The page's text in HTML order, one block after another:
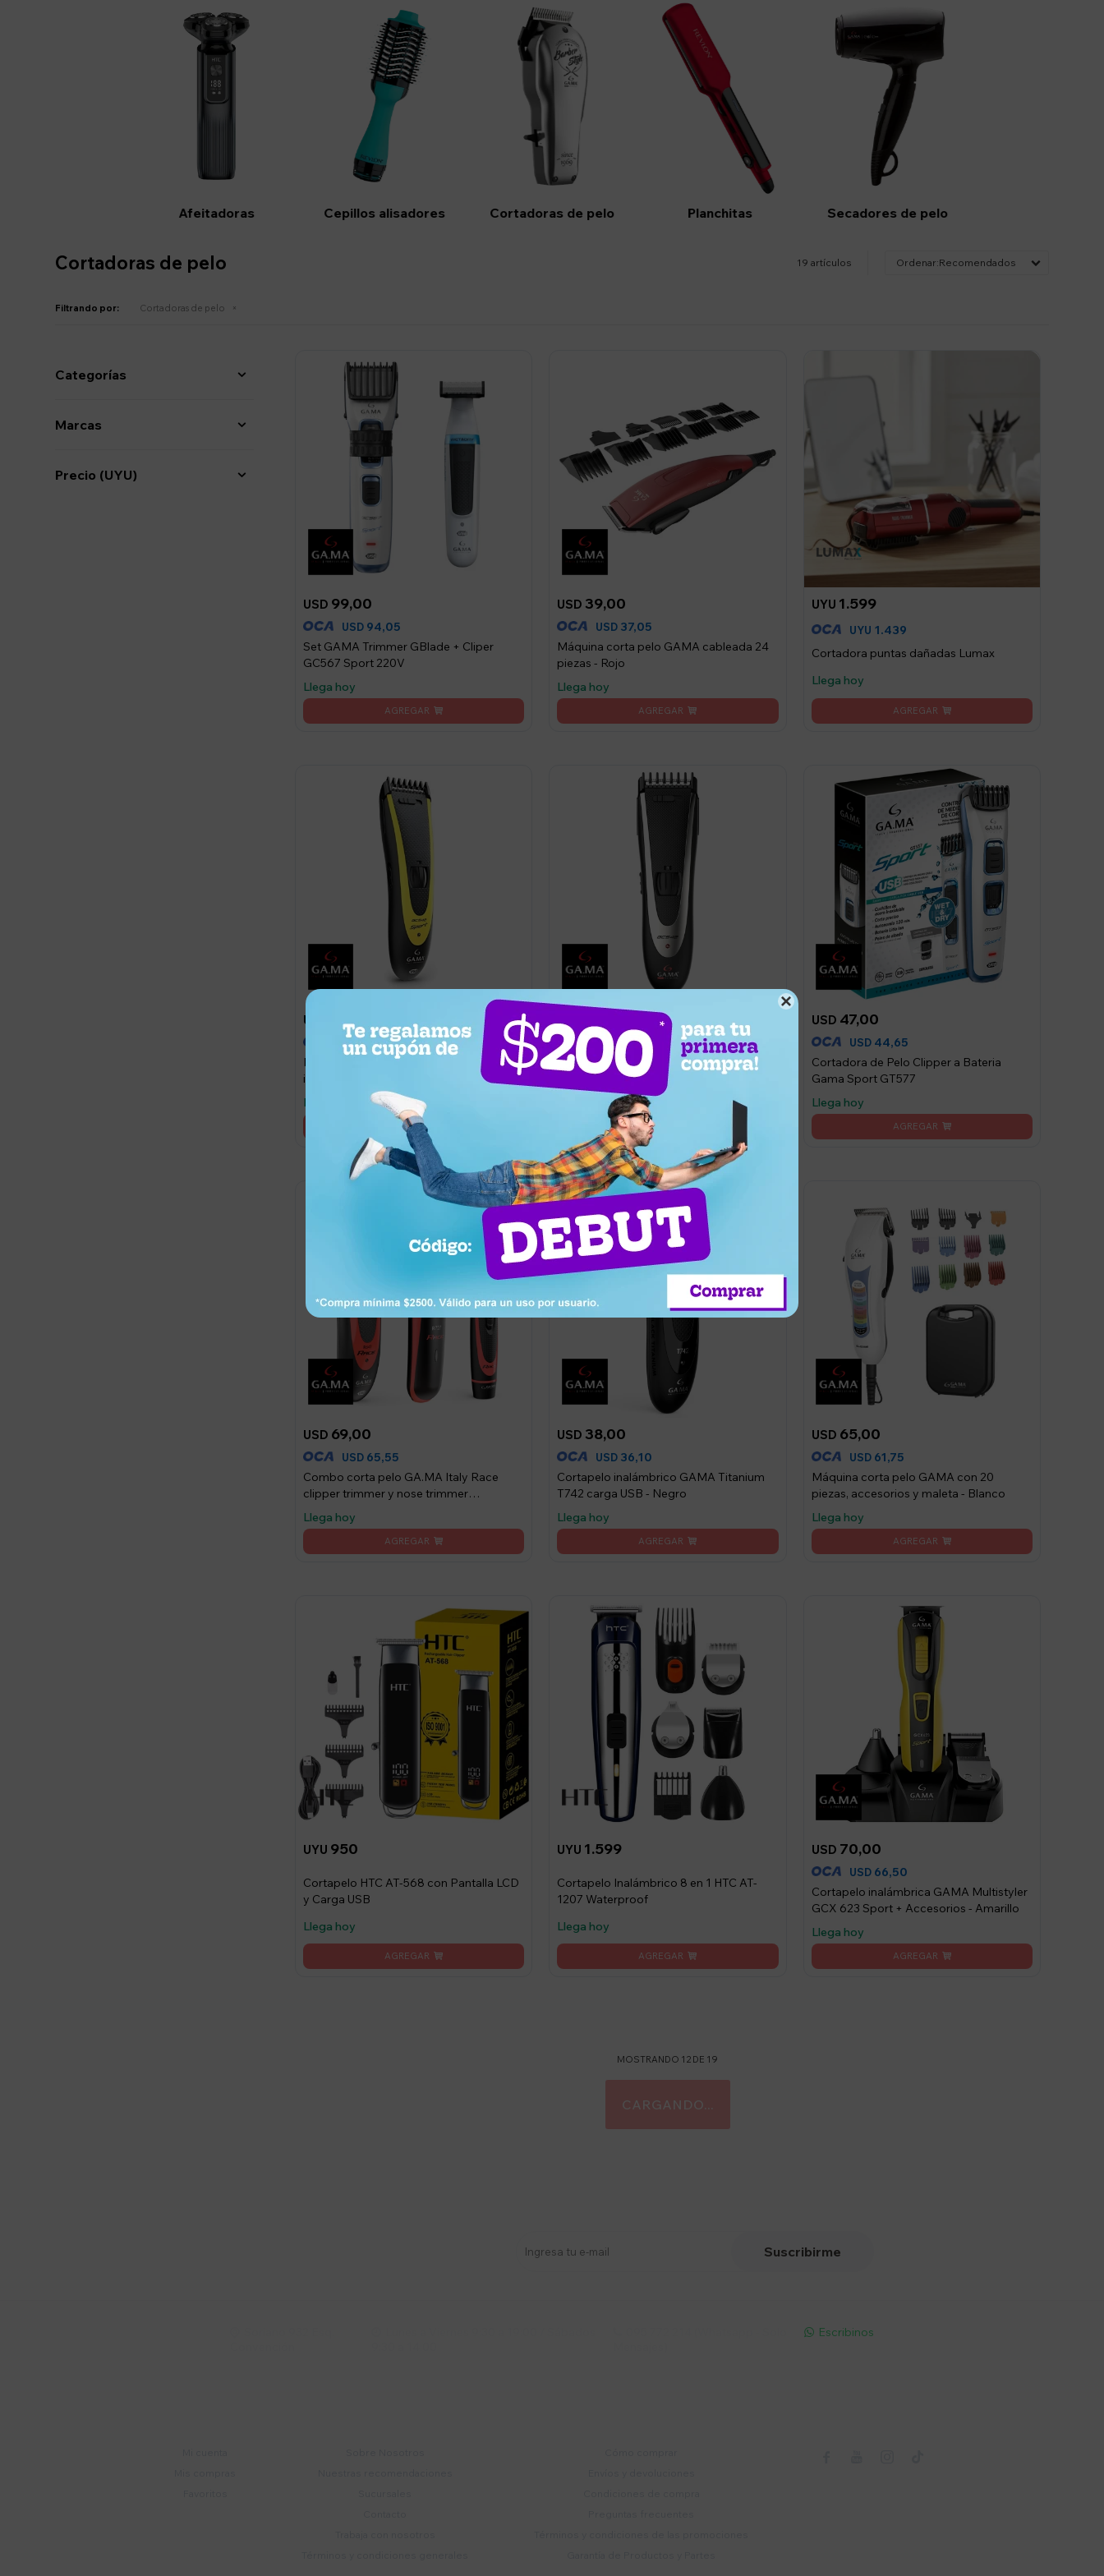

Afeitadoras Cepillos alisadores Cortadoras de pelo Planchitas Secadores de pelo
Cortadoras de pelo 19 artículos Recomendados
Filtrando por: Cortadoras de pelo
USD 99,00
USD 94,05
Set GAMA Trimmer GBlade + Cliper
GC567 Sport 220V
Llega hoy
USD 39,00
USD 37,05
Máquina corta pelo GAMA cableada 24
piezas - Rojo
Llega hoy
UYU 1.599
UYU 1.439
Cortadora puntas dañadas Lumax
Llega hoy
USD
USD 37,05
Máquina corta pelo GAMA Sport
inalámbrica carga por USB - Negro
Llega hoy
USD
USD
31,35
Máquina corta pelo Inalámbrica Gama
GC 542 - Negro
Llega hoy
USD 47,00
USD 44,65
Cortadora de Pelo Clipper a Bateria
Gama Sport GT577
Llega hoy
USD 69,00
USD 65,55
Combo corta pelo GA.MA Italy Race
clipper trimmer y nose trimmer
recargable USB para un afeitado y
estilismo diario - Negro/Rojo
Llega hoy
USD 38,00
USD 36,10
Cortapelo inalámbrico GAMA Titanium
T742 carga USB - Negro
Llega hoy
USD 65,00
USD 61,75
Máquina corta pelo GAMA con 20
piezas, accesorios y maleta - Blanco
Llega hoy
UYU 950
Cortapelo HTC AT-568 con Pantalla LCD
y Carga USB
Llega hoy
UYU 1.599
Cortapelo Inalámbrico 8 en 1 HTC AT-
1207 Waterproof
Llega hoy
USD 70,00
USD 66,50
Cortapelo inalámbrica GAMA Multistyler
GCX 623 Sport + Accesorios - Amarillo
Llega hoy
MOSTRANDO 12 DE 19
Categorías
Marcas
Precio (UYU)
Suscribirme
 Escribinos